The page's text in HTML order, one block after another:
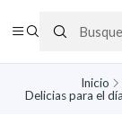
Inicio
Delicias para el